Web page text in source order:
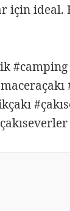
için ideal.
#camping